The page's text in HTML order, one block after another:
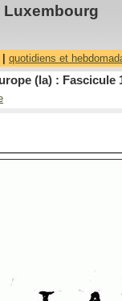
quotidiens et
(la) : Fascicule